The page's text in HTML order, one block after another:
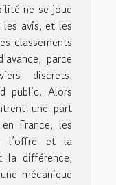
ne se joue
avis, et les
classements
parce
discrets,
public. Alors
une part
France, les
l’offre et la
la différence,
mécanique